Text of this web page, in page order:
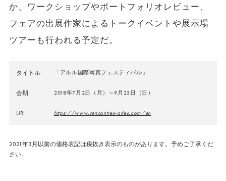
か、ワークショップやポートフォリオレビュー、
フェアの出展作家によるトークイベントや展示場
ツアーも行われる予定だ。
タイトル 「アルル国際写真フェスティバル」
会期 2018年7月2日（月）～9月23日（日）
URL https://www.rencontres-arles.com/en
2021年3月以前の価格表記は税抜き表示のものがあります。予めご了承くだ
さい。